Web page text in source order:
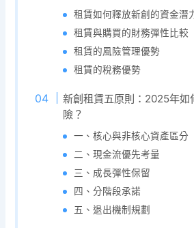
租賃如何釋放新創的資金潛
租賃與購買的財務彈性比較
租賃的風險管理優勢
租賃的稅務優勢
新創租賃五原則：2025年如
險？
一、核心與非核心資產區分
二、現金流優先考量
三、成長彈性保留
四、分階段承諾
五、退出機制規劃